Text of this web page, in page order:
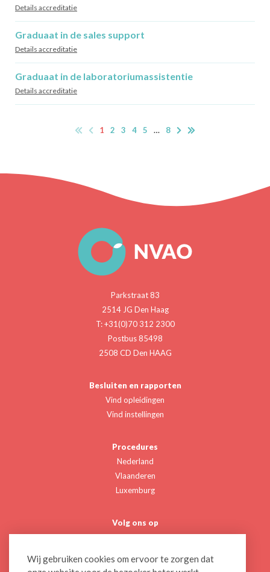
Details accreditatie
Graduaat in de sales support
Details accreditatie
Graduaat in de laboratoriumassistentie
Details accreditatie
1 2 3 4 5 … 8
Wij gebruiken cookies om ervoor te zorgen dat
Parkstraat 83
2514 JG Den Haag
T: +31(0)70 312 2300
Postbus 85498
2508 CD Den HAAG
Besluiten en rapporten
Vind opleidingen
Vind instellingen
Procedures
Nederland
Vlaanderen
Luxemburg
Volg ons op
Twitter